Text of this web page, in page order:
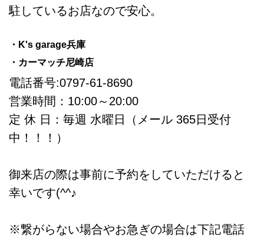
駐しているお店なので安心。
・K's garage兵庫
・カーマッチ尼崎店
電話番号:0797-61-8690
営業時間：10:00～20:00
定 休 日：毎週 水曜日（メール 365日受付
中！！！）
御来店の際は事前に予約をしていただけると
幸いです(^^♪
※繋がらない場合やお急ぎの場合は下記電話